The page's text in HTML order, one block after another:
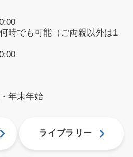
時でも可能（ご両親以外は1
年末年始
ライブラリー